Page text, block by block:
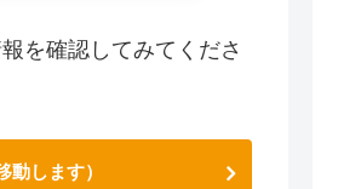
を確認してみてくださ
動します）